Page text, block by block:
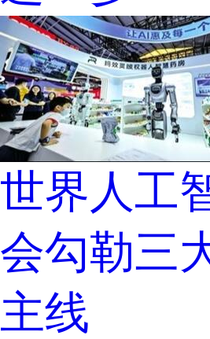
世界人工
会勾勒三
主线